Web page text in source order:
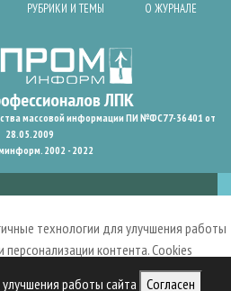
работы сайта Согласен
РУБРИКИ И ТЕМЫ О ЖУРНАЛЕ
массовой информации ПИ №ФС77-36401 от
28.05.2009
2002 - 2022
технологии для улучшения работы
контента. Cookies